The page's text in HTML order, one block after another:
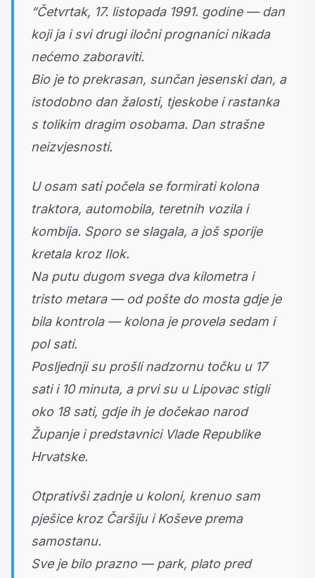
“Četvrtak, 17. listopada 1991. godine — dan
koji ja i svi drugi iločni prognanici nikada
nećemo zaboraviti.
Bio je to prekrasan, sunčan jesenski dan, a
istodobno dan žalosti, tjeskobe i rastanka
s tolikim dragim osobama. Dan strašne
neizvjesnosti.
U osam sati počela se formirati kolona
traktora, automobila, teretnih vozila i
kombija. Sporo se slagala, a još sporije
kretala kroz Ilok.
Na putu dugom svega dva kilometra i
tristo metara — od pošte do mosta gdje je
bila kontrola — kolona je provela sedam i
pol sati.
Posljednji su prošli nadzornu točku u 17
sati i 10 minuta, a prvi su u Lipovac stigli
oko 18 sati, gdje ih je dočekao narod
Županje i predstavnici Vlade Republike
Hrvatske.
Otprativši zadnje u koloni, krenuo sam
pješice kroz Čaršiju i Koševe prema
samostanu.
Sve je bilo prazno — park, plato pred